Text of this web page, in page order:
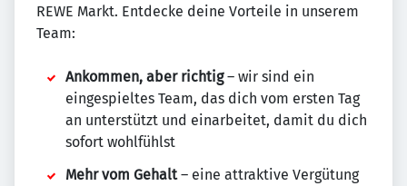
REWE Markt. Entdecke deine Vorteile in unserem
Team:
Ankommen, aber richtig– wir sind ein
eingespieltes Team, das dich vom ersten Tag
an unterstützt und einarbeitet, damit du dich
sofort wohlfühlst
Mehr vom Gehalt– eine attraktive Vergütung